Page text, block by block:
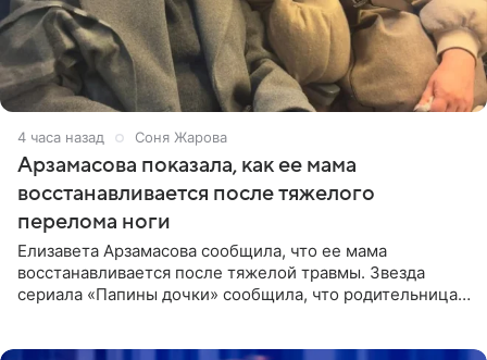
4 часа назад Соня Жарова
Арзамасова показала, как ее мама
восстанавливается после тяжелого
перелома ноги
Елизавета Арзамасова сообщила, что ее мама
восстанавливается после тяжелой травмы. Звезда
сериала «Папины дочки» сообщила, что родительница